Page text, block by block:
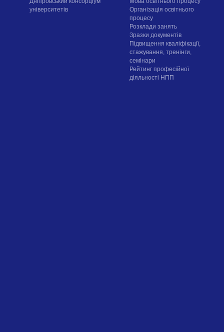
університетів
Організація освітнього
процесу
Розклади занять
Зразки документів
Підвищення кваліфікації,
стажування, тренінги,
семінари
Рейтинг професійної
діяльності НПП